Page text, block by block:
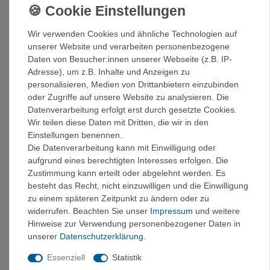
PASSENDE KATEGORIEN
Jacken Kletterhosen Klettershirts Funktionshosen
Gamaschen Handschuhe Bekleidung ›
KAUFBERATUNG PULLOVER, HOODY
Wenn es am Fels oder in der Halle kühler wird, ist der richtige
Pullover Gold wert. Bei VerticalExtreme findest du Kletter-
Hoodies und Kapuzenpullover von E9, Black Diamond und
Moon – warm, robust und mit lockerem Schnitt für volle
Bewegungsfreiheit.
Einsatzbereiche
Ob als wärmende Schicht zum Aufwärmen, beim Sichern oder
einfach im Alltag – unsere Pullover und Hoodies machen jede
Bewegung mit und sehen dabei auch noch gut aus. Der perfekte
Wir verwenden Cookies und ähnliche Technologien auf
unserer Website und verarbeiten personenbezogene
Daten von Besucher:innen unserer Webseite (z.B. IP-
Adresse), um z.B. Inhalte und Anzeigen zu
personalisieren, Medien von Drittanbietern einzubinden
oder Zugriffe auf unsere Website zu analysieren. Die
Datenverarbeitung erfolgt erst durch gesetzte Cookies.
Wir teilen diese Daten mit Dritten, die wir in den
Einstellungen benennen.
Die Datenverarbeitung kann mit Einwilligung oder
aufgrund eines berechtigten Interesses erfolgen. Die
Zustimmung kann erteilt oder abgelehnt werden. Es
besteht das Recht, nicht einzuwilligen und die Einwilligung
zu einem späteren Zeitpunkt zu ändern oder zu
widerrufen. Beachten Sie unser Impressum und weitere
Hinweise zur Verwendung personenbezogener Daten in
unserer Daten­schutz­erklärung.
Essenziell Statistik